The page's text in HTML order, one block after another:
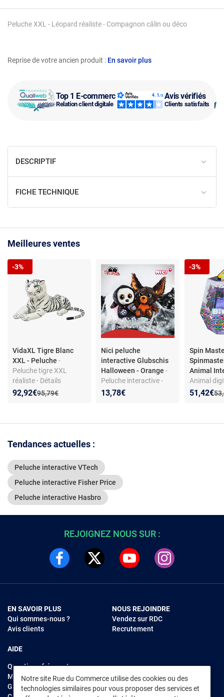
Top 1 E-commerce
Relation client digitale
Avis vérifiés
Clients satisfaits
Reprise de votre ancien produit : En savoir plus
Peluche XXL - Léopard réaliste - Compagnon câlin ou déco
DESCRIPTIF
FICHE TECHNIQUE
Meilleures ventes
VidaXL Tigre Blanc
XXL - Peluche -
Peluche tigre XXL
réaliste - Détails
soignés - 146 x 40 cm -
Ancien prix :
95,79€
Nouveau prix :
92,92€
Réduction de :
-3%
Nici peluche
interactive Glubschis
Halloween - Orange-
Peluche interactive -
collection Glubschis -
13,78€
Spin
Animal
Animal
Interactif
Nouveau
51,42€
-3%
Tendances actuelles :
Peluche interactive VTech
Peluche interactive Fisher Price
Peluche interactive Hasbro
Notre site Rue du Commerce utilise des cookies ou des
technologies similaires pour vous proposer des services et
REJOIGNEZ NOUS SUR :
EN SAVOIR PLUS
Qui sommes-nous ?
Avis clients
AIDE
Questions fréquentes
Modes de règlements
Garantie et retours
NOUS REJOINDRE
Vendez sur RDC
Recrutement